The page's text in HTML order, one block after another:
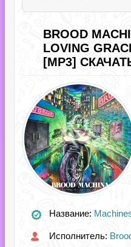
BROOD
LOVING
[MP3]
Название:
Исполнитель: